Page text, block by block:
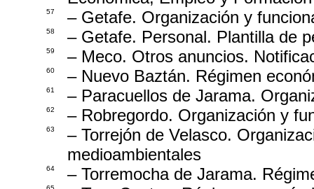
57 – Getafe. Organización y
58 – Getafe. Personal. Plantilla de
59 – Meco. Otros anuncios.
60 – Nuevo Baztán. Régimen
61 – Paracuellos de Jarama.
62 – Robregordo. Organización y
63
– Torrejón de Velasco.
medioambientales
64 – Torremocha de Jarama.